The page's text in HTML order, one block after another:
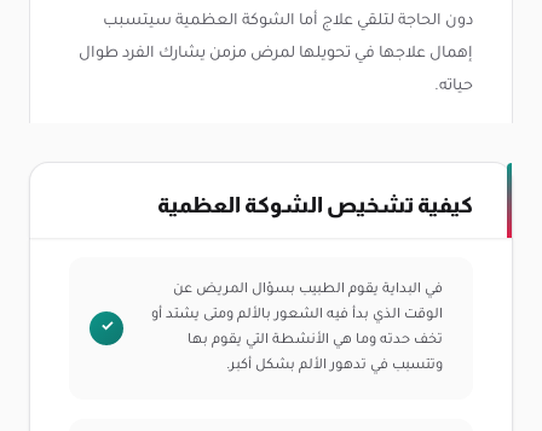
دون الحاجة لتلقي علاج أما الشوكة العظمية سيتسبب
إهمال علاجها في تحويلها لمرض مزمن يشارك الفرد طوال
حياته.
كيفية تشخيص الشوكة العظمية
في البداية يقوم الطبيب بسؤال المريض عن
الوقت الذي بدأ فيه الشعور بالألم ومتى يشتد أو
تخف حدته وما هي الأنشطة التي يقوم بها
وتتسبب في تدهور الألم بشكل أكبر.